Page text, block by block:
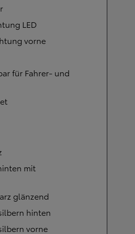
LED
vorne
für Fahrer- und
mit
glänzend
hinten
vorne